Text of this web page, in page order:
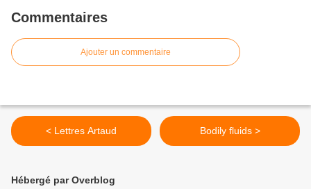
Commentaires
Ajouter un commentaire
< Lettres Artaud Bodily fluids >
Hébergé par Overblog